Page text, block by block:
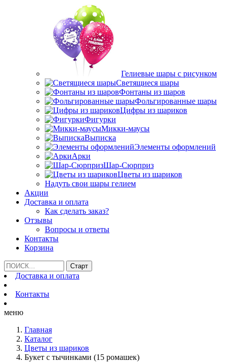
Гелиевые шары с рисунком
Светящиеся шары
Фонтаны из шаров
Фольгированные шары
Цифры из шариков
Фигурки
Микки-маусы
Выписка
Элементы оформлений
Арки
Шар-Сюрприз
Цветы из шариков
Надуть свои шары гелием
Акции
Доставка и оплата
Как сделать заказ?
Отзывы
Вопросы и ответы
Контакты
Корзина
Доставка и оплата
Контакты
меню
Главная
Каталог
Цветы из шариков
Букет с тычинками (15 ромашек)